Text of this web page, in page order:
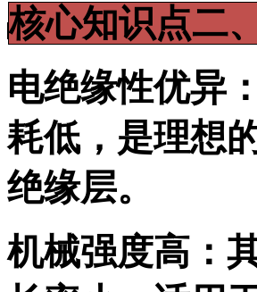
核心知识点二
电绝缘性优异
耗低，是理想
绝缘层。
机械强度高：